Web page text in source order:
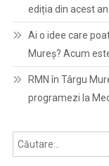
ediția din acest
Ai o idee care
Mureș? Acum
RMN în Târgu
programezi la